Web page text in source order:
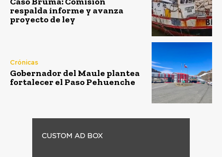
respalda informe y avanza
proyecto de ley
Crónicas
Gobernador del Maule plantea
fortalecer el Paso Pehuenche